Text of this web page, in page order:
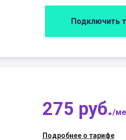
Подключить
275 руб./
Подробнее о тарифе